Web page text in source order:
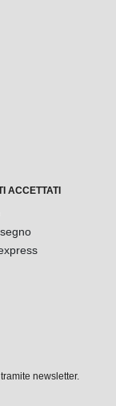
ACCETTATI
newsletter.